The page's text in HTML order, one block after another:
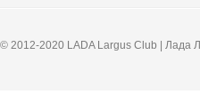
© 2012-2020 LADA Largus Club | Лада